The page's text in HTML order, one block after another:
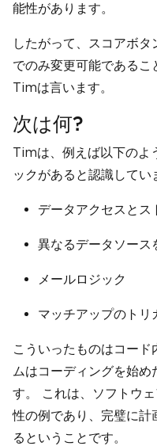
能性があります。
したがって、スコアボ
でのみ変更可能であるこ
Timは言います。
次は何?
Timは、例えば以下のよ
ックがあると認識してい
データアクセスとス
異なるデータソース
メールロジック
マッチアップのトリ
こういったものはコー
ムはコーディングを始め
す。 これは、ソフトウ
性の例であり、完璧に計
るということです。